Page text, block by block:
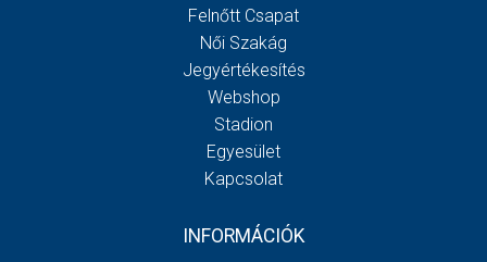
Felnőtt Csapat
Női Szakág
Jegyértékesítés
Webshop
Stadion
Egyesület
Kapcsolat
INFORMÁCIÓK